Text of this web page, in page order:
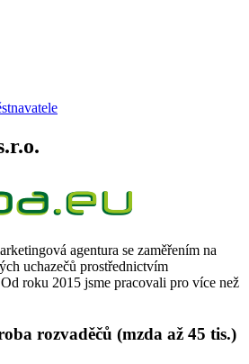
agentura se zaměřením na
uchazečů prostřednictvím
roku 2015 jsme pracovali pro více než
rozvaděčů (mzda až 45 tis.)